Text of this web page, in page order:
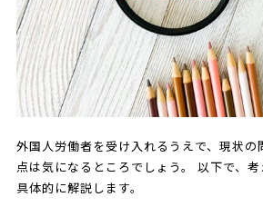
外国人労働者を受け入れるうえで、現状の
点は気になるところでしょう。 以下で、
具体的に解説します。